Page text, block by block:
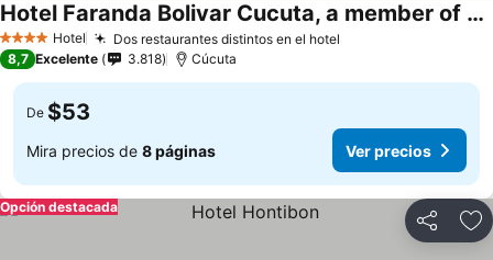
4 EstrellasHotel Dos restaurantes distintos en el hotel
Hotel Faranda Bolivar Cucuta, a member of Radisson Individuals
8,7 Excelente 3.818 Cúcuta
De $53
Mira precios de 8 páginas Ver precios
Compartir
Opción destacada